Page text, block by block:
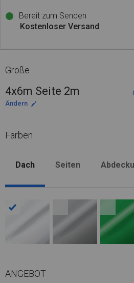
Bereit zum Senden
Kostenloser Versand
Größe
4x6m Seite 2m
Ändern
Farben
Dach Seiten
ANGEBOT